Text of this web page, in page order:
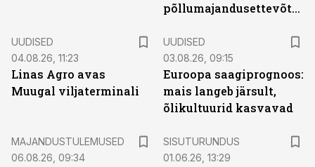
põllumajandusettevõtted
UUDISED
04.08.26, 11:23
Linas Agro avas
Muugal viljaterminali
UUDISED
03.08.26, 09:15
Euroopa saagiprognoos:
mais langeb järsult,
õlikultuurid kasvavad
MAJANDUSTULEMUSED
06.08.26, 09:34
SISUTURUNDUS
01.06.26, 13:29